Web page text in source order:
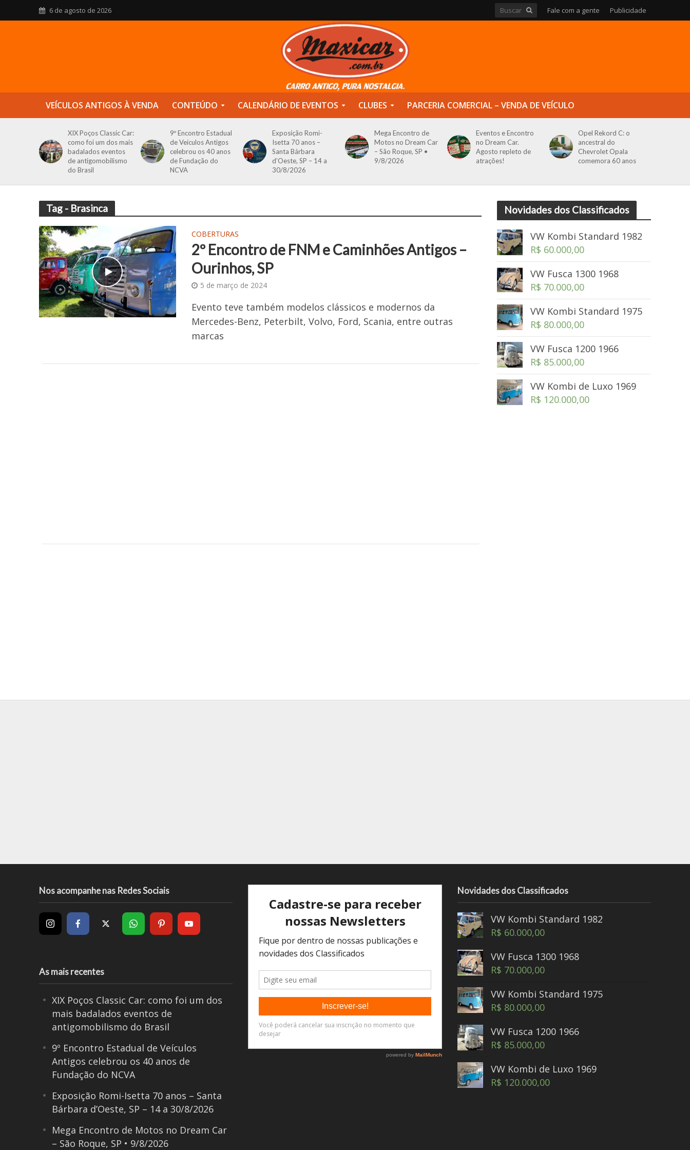
6 de agosto de 2026 Fale com a gente Publicidade
VEÍCULOS ANTIGOS À VENDA CONTEÚDO CALENDÁRIO DE EVENTOS CLUBES PARCERIA COMERCIAL – VENDA DE VEÍCULO
XIX Poços Classic Car:
como foi um dos mais
badalados eventos
de antigomobilismo
do Brasil
9º Encontro Estadual
de Veículos Antigos
celebrou os 40 anos
de Fundação do
NCVA
Exposição Romi-
Isetta 70 anos –
Santa Bárbara
d’Oeste, SP – 14 a
30/8/2026
Mega Encontro de
Motos no Dream Car
– São Roque, SP •
9/8/2026
Eventos e Encontro
no Dream Car.
Agosto repleto de
atrações!
Opel Rekord C: o
ancestral do
Chevrolet Opala
comemora 60 anos
Tag - Brasinca
COBERTURAS
2º Encontro de FNM e Caminhões Antigos –
Ourinhos, SP
5 de março de 2024
Evento teve também modelos clássicos e modernos da
Mercedes-Benz, Peterbilt, Volvo, Ford, Scania, entre outras
marcas
Novidades dos Classificados
VW Kombi Standard 1982
R$ 60.000,00
VW Fusca 1300 1968
R$ 70.000,00
VW Kombi Standard 1975
R$ 80.000,00
VW Fusca 1200 1966
R$ 85.000,00
VW Kombi de Luxo 1969
R$ 120.000,00
Nos acompanhe nas Redes Sociais
As mais recentes
XIX Poços Classic Car: como foi um dos
mais badalados eventos de
antigomobilismo do Brasil
9º Encontro Estadual de Veículos
Antigos celebrou os 40 anos de
Fundação do NCVA
Exposição Romi-Isetta 70 anos – Santa
Bárbara d’Oeste, SP – 14 a 30/8/2026
Mega Encontro de Motos no Dream Car
– São Roque, SP • 9/8/2026
Novidades dos Classificados
VW Kombi Standard 1982
R$ 60.000,00
VW Fusca 1300 1968
R$ 70.000,00
VW Kombi Standard 1975
R$ 80.000,00
VW Fusca 1200 1966
R$ 85.000,00
VW Kombi de Luxo 1969
R$ 120.000,00